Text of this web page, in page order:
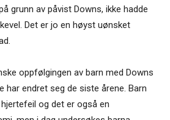
grunn av påvist Downs, ikke hadde
Det er jo en høyst uønsket
oppfølgingen av barn med Downs
endret seg de siste årene. Barn
og det er også en